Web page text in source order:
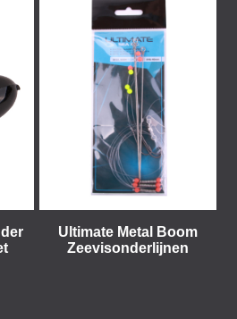
Ultimate Metal Boom
Zeevisonderlijnen